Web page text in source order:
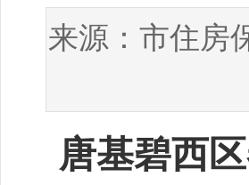
来源： 市住房
唐基碧西